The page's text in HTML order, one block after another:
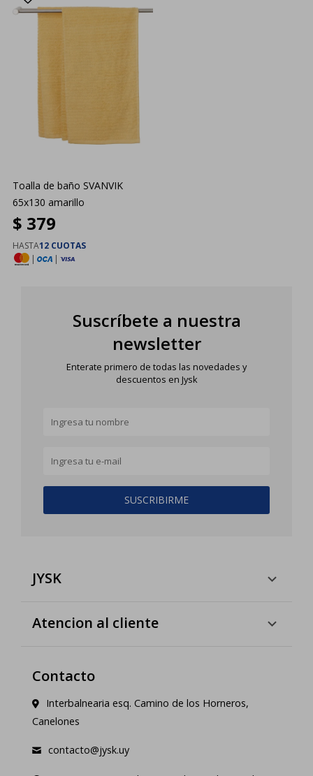
Toalla de baño SVANVIK
65x130 amarillo
$ 379
HASTA12 CUOTAS
|
|
Suscríbete a nuestra
newsletter
Enterate primero de todas las novedades y
descuentos en Jysk
SUSCRIBIRME
JYSK
Atencion al cliente
Contacto
Interbalnearia esq. Camino de los Horneros,
Canelones
contacto@jysk.uy